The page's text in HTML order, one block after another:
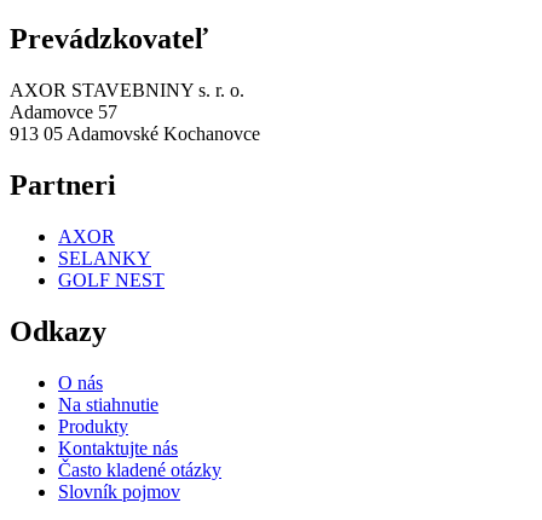
Prevádzkovateľ
AXOR STAVEBNINY s. r. o.
Adamovce 57
913 05 Adamovské Kochanovce
Partneri
AXOR
SELANKY
GOLF NEST
Odkazy
O nás
Na stiahnutie
Produkty
Kontaktujte nás
Často kladené otázky
Slovník pojmov